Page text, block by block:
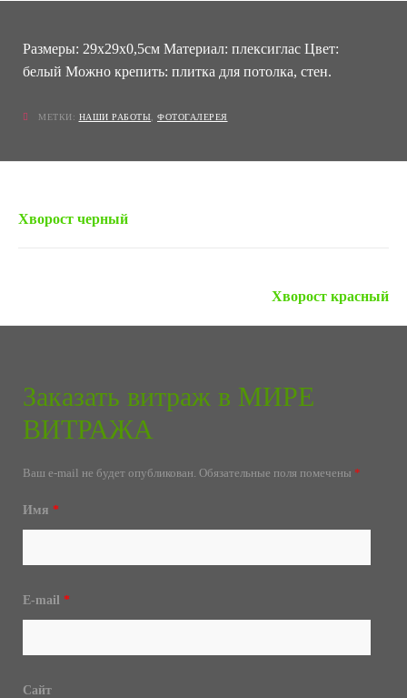
Размеры: 29х29х0,5см Материал: плексиглас Цвет:
белый Можно крепить: плитка для потолка, стен.
МЕТКИ: НАШИ РАБОТЫ ФОТОГАЛЕРЕЯ
Хворост черный
Хворост красный
Заказать витраж в МИРЕ
ВИТРАЖА
Ваш e-mail не будет опубликован. Обязательные поля помечены *
Имя *
E-mail *
Сайт